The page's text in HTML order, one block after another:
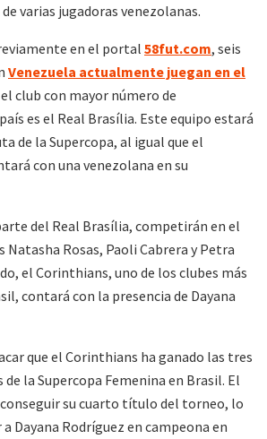
varias jugadoras venezolanas.
en el portal 58fut.com, seis
Venezuela actualmente juegan en el
el club con mayor número de
es el Real Brasília. Este equipo estará
de la Supercopa, al igual que el
con una venezolana en su
del Real Brasília, competirán en el
Rosas, Paoli Cabrera y Petra
el Corinthians, uno de los clubes más
contará con la presencia de Dayana
que el Corinthians ha ganado las tres
la Supercopa Femenina en Brasil. El
su cuarto título del torneo, lo
Dayana Rodríguez en campeona en